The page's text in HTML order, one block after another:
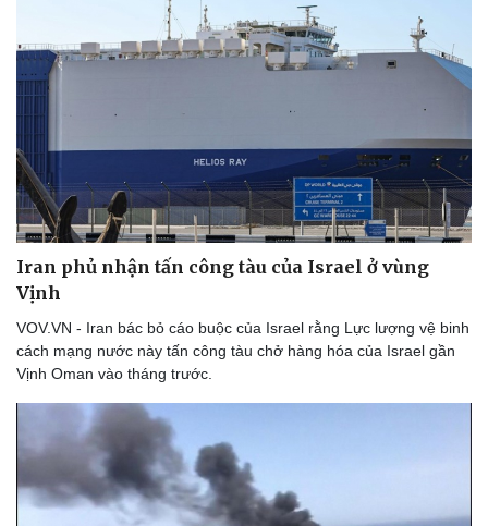
Bóng đá
Lịch thi đấu bóng đá
Thế giới thể thao
eSports
Xe máy
Tư vấn
Iran phủ nhận tấn công tàu của Israel ở vùng
Vịnh
VOV.VN - Iran bác bỏ cáo buộc của Israel rằng Lực lượng vệ binh
cách mạng nước này tấn công tàu chở hàng hóa của Israel gần
Vịnh Oman vào tháng trước.